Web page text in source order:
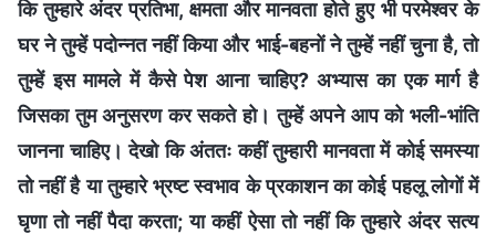
कि तुम्हारे अंदर प्रतिभा, क्षमता और मानवता होते हुए भी परमेश्वर के
घर ने तुम्हें पदोन्नत नहीं किया और भाई-बहनों ने तुम्हें नहीं चुना है, तो
तुम्हें इस मामले में कैसे पेश आना चाहिए? अभ्यास का एक मार्ग है
जिसका तुम अनुसरण कर सकते हो। तुम्हें अपने आप को भली-भांति
जानना चाहिए। देखो कि अंततः कहीं तुम्हारी मानवता में कोई समस्या
तो नहीं है या तुम्हारे भ्रष्ट स्वभाव के प्रकाशन का कोई पहलू लोगों में
घृणा तो नहीं पैदा करता; या कहीं ऐसा तो नहीं कि तुम्हारे अंदर सत्य